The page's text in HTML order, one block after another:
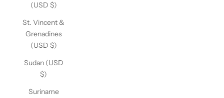
(USD $)
St. Vincent &
Grenadines
(USD $)
Sudan (USD
$)
Suriname